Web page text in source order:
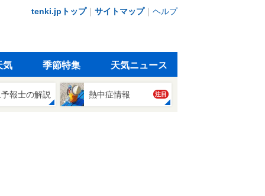
tenki.jpトップ｜ サイトマップ｜ ヘルプ
気 季節特集 天気ニュース
報士の解説 熱中症情報 注目